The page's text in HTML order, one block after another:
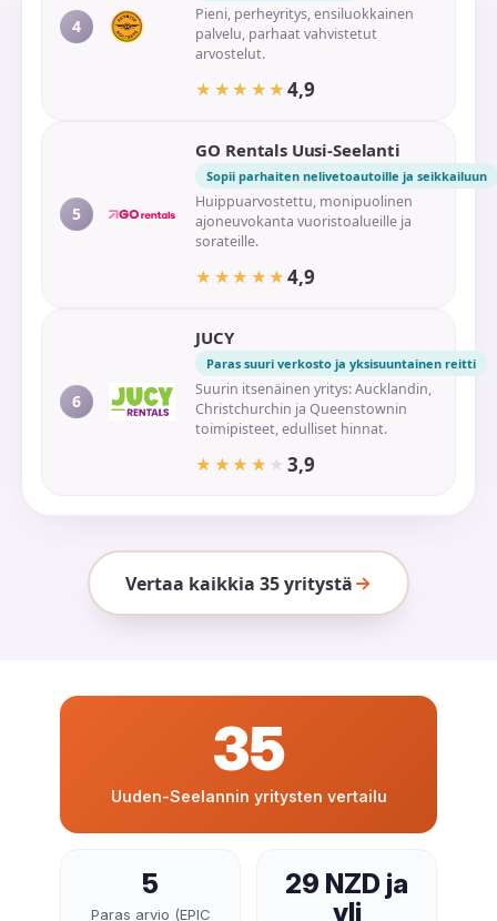
4
Pieni, perheyritys, ensiluokkainen
palvelu, parhaat vahvistetut
arvostelut.
★★★★★
★★★★★ 4,9
5
GO Rentals Uusi-Seelanti
Sopii parhaiten nelivetoautoille ja seikkailuun
Huippuarvostettu, monipuolinen
ajoneuvokanta vuoristoalueille ja
sorateille.
★★★★★
★★★★★ 4,9
6
JUCY
Paras suuri verkosto ja yksisuuntainen reitti
Suurin itsenäinen yritys: Aucklandin,
Christchurchin ja Queenstownin
toimipisteet, edulliset hinnat.
★★★★★
★★★★★ 3,9
Vertaa kaikkia 35 yritystä
35
Uuden-Seelannin yritysten vertailu
5
Paras arvio (EPIC
29 NZD ja
yli